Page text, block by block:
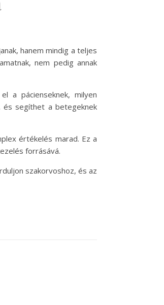
hanem mindig a teljes
nem pedig annak
a pácienseknek, milyen
és segíthet a betegeknek
értékelés marad. Ez a
forrásává.
szakorvoshoz, és az